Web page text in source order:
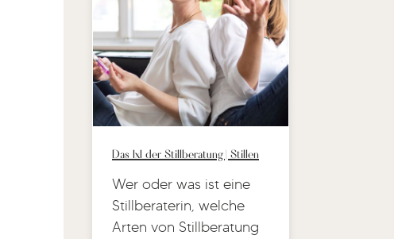
Das 1x1 der Stillberatung | Stillen
Wer oder was ist eine
Stillberaterin, welche
Arten von Stillberatung